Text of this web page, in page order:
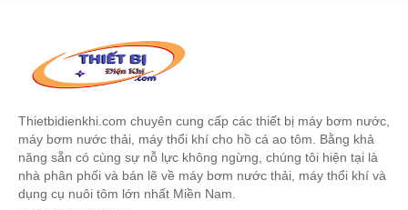
Thietbidienkhi.com chuyên cung cấp các thiết bị máy bơm nước,
máy bơm nước thải, máy thổi khí cho hồ cá ao tôm. Bằng khả
năng sẵn có cùng sự nỗ lực không ngừng, chúng tôi hiện tại là
nhà phân phối và bán lẽ về máy bơm nước thải, máy thổi khí và
dụng cụ nuôi tôm lớn nhất Miền Nam.